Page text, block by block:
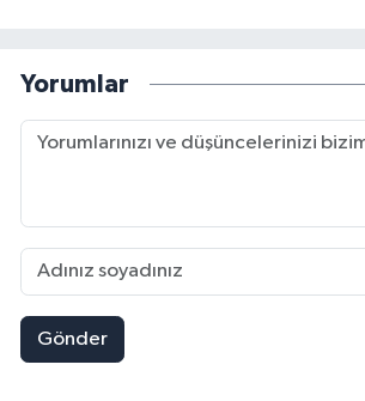
Yorumlar
Gönder